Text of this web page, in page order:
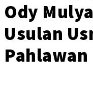
Ody
Usulan